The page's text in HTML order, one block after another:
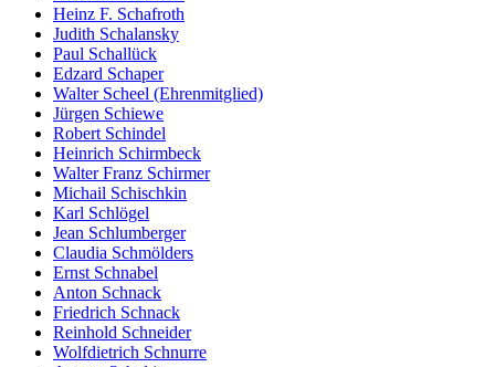
Heinz F. Schafroth
Judith Schalansky
Paul Schallück
Edzard Schaper
Walter Scheel (Ehrenmitglied)
Jürgen Schiewe
Robert Schindel
Heinrich Schirmbeck
Walter Franz Schirmer
Michail Schischkin
Karl Schlögel
Jean Schlumberger
Claudia Schmölders
Ernst Schnabel
Anton Schnack
Friedrich Schnack
Reinhold Schneider
Wolfdietrich Schnurre